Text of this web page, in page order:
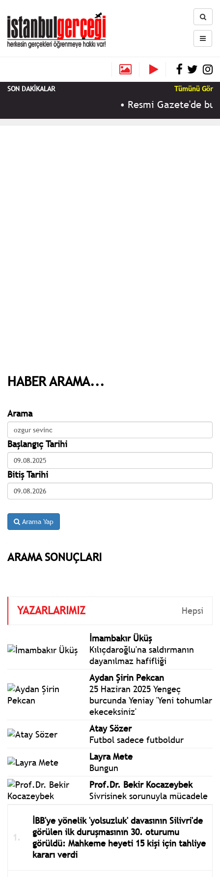
SON DAKİKALAR Tümünü Gör
•Resmi Gazete'de
HABER ARAMA...
Arama
Başlangıç Tarihi
Bitiş Tarihi
Arama Yap
ARAMA SONUÇLARI
YAZARLARIMIZ Hepsi
İmambakır Üküş
Kılıçdaroğlu'na saldırmanın
dayanılmaz hafifliği
Aydan Şirin Pekcan
25 Haziran 2025 Yengeç
burcunda Yeniay 'Yeni tohumlar
ekeceksiniz'
Atay Sözer
Futbol sadece futboldur
Layra Mete
Bungun
Prof.Dr. Bekir Kocazeybek
Sivrisinek sorunuyla mücadele
İBB'ye yönelik 'yolsuzluk' davasının Silivri'de
görülen ilk duruşmasının 30. oturumu
görüldü: Mahkeme heyeti 15 kişi için tahliye
kararı verdi